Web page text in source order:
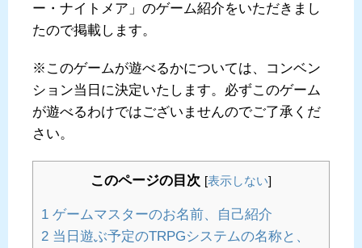
ー・ナイトメア」のゲーム紹介をいただきまし
たので掲載します。
※このゲームが遊べるかについては、コンベン
ション当日に決定いたします。必ずこのゲーム
が遊べるわけではございませんのでご了承くだ
さい。
このページの目次 [表示しない]
1 ゲームマスターのお名前、自己紹介
2 当日遊ぶ予定のTRPGシステムの名称と、